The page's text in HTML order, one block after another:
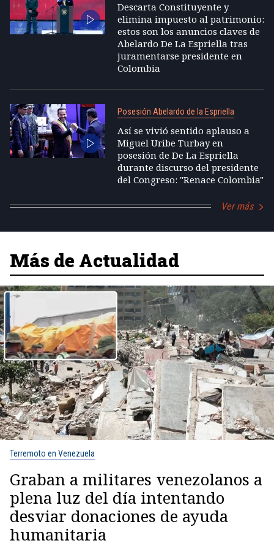
Descarta Constituyente y
elimina impuesto al patrimonio:
estos son los anuncios claves de
Abelardo De La Espriella tras
juramentarse presidente en
Colombia
Posesión Abelardo de la Espriella
Así se vivió sentido aplauso a
Miguel Uribe Turbay en
posesión de De La Espriella
durante discurso del presidente
del Congreso: "Renace Colombia"
Ver más
Más de Actualidad
Terremoto en Venezuela
Graban a militares venezolanos a
plena luz del día intentando
desviar donaciones de ayuda
humanitaria